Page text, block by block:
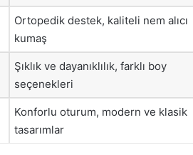
Ortopedik destek, kaliteli nem alıcı
kumaş
Şıklık ve dayanıklılık, farklı boy
seçenekleri
Konforlu oturum, modern ve klasik
tasarımlar